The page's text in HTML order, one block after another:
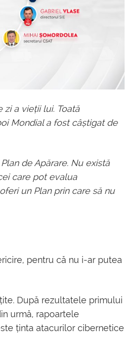
zi a vieții lui. Toată
Mondial a fost câștigat de
de Apărare. Nu există
care pot evalua
un Plan prin care să nu
pentru că nu i-ar putea
După rezultatele primului
urmă, rapoartele
ținta atacurilor cibernetice